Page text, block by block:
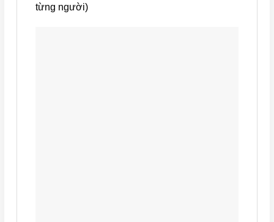
từng người)